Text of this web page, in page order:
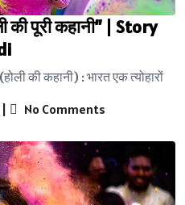
की पूरी कहानी” | Story
की कहानी) : भारत एक त्योहारों
| No Comments